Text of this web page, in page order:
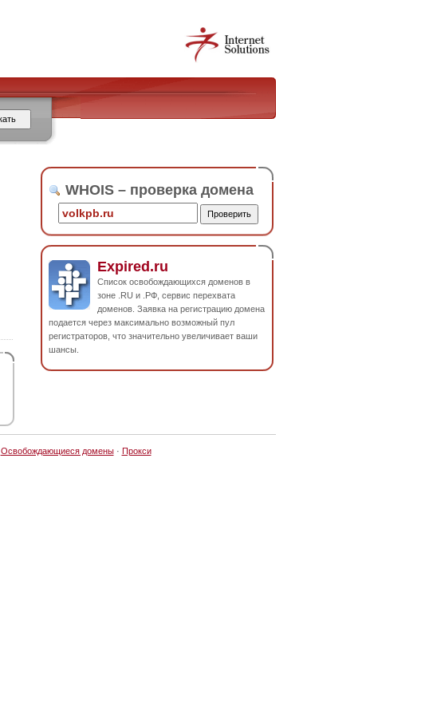
WHOIS – проверка домена
Expired.ru
Список освобождающихся доменов в
зоне .RU и .РФ, сервис перехвата
доменов. Заявка на регистрацию домена
подается через максимально возможный пул
регистраторов, что значительно увеличивает ваши
шансы.
Освобождающиеся домены· Прокси